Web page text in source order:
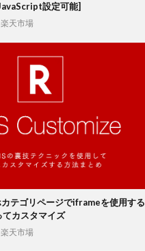
設定可能]
楽天市場
テゴリページでiframeを使用する
カスタマイズ
楽天市場